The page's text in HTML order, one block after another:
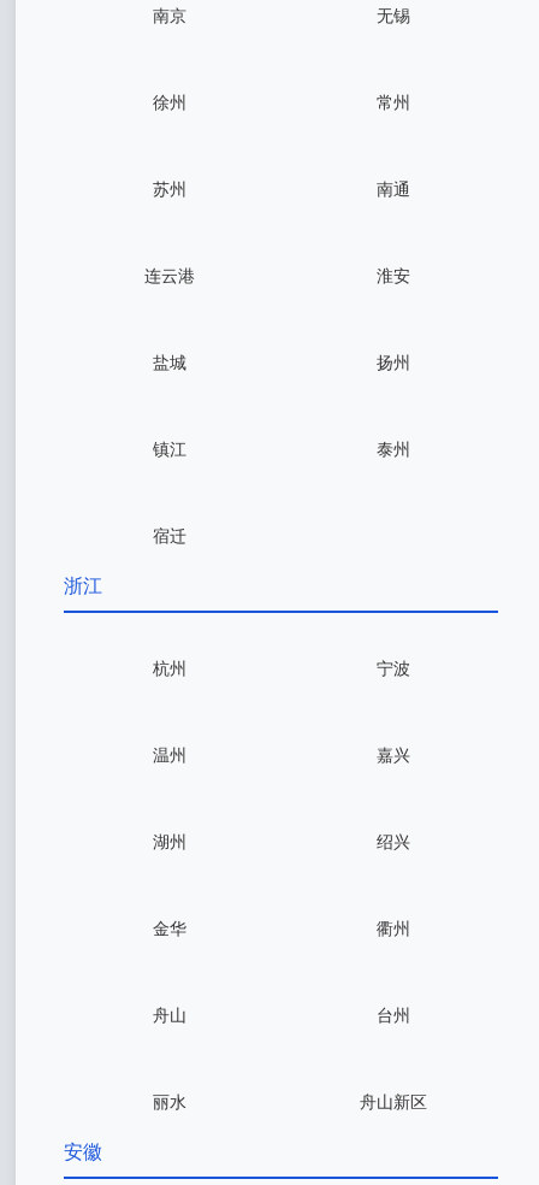
南京 无锡
徐州 常州
苏州 南通
连云港 淮安
盐城 扬州
镇江 泰州
宿迁
浙江
杭州 宁波
温州 嘉兴
湖州 绍兴
金华 衢州
舟山 台州
丽水 舟山新区
安徽